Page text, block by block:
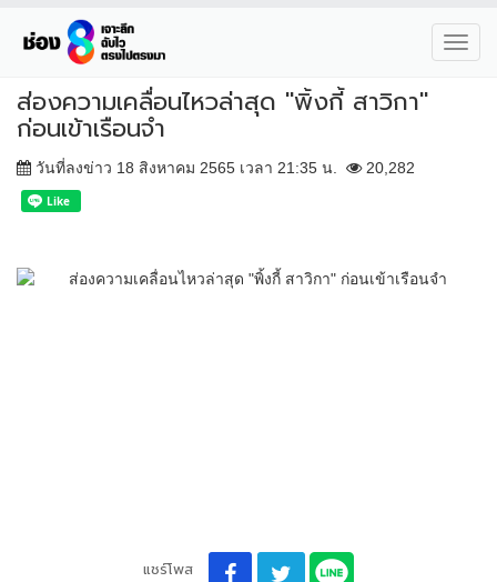
ส่องความเคลื่อนไหวล่าสุด "พิ้งกี้ สาวิกา"
ก่อนเข้าเรือนจำ
วันที่ลงข่าว 18 สิงหาคม 2565 เวลา 21:35 น. 20,282
แชร์โพส